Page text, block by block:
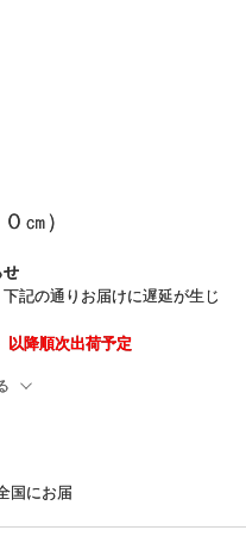
㎝）
せ
記の通りお届けに遅延が生じ
以降順次出荷予定
け中止と遅れが生じておりま
すが、何卒ご了承くださいま
国にお届